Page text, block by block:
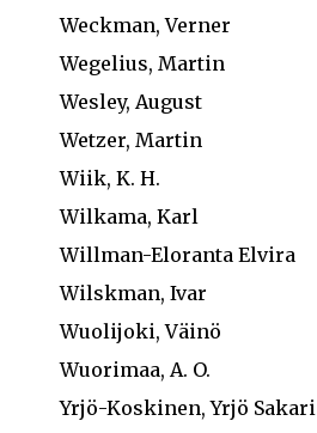
Weckman, Verner
Wegelius, Martin
Wesley, August
Wetzer, Martin
Wiik, K. H.
Wilkama, Karl
Willman-Eloranta Elvira
Wilskman, Ivar
Wuolijoki, Väinö
Wuorimaa, A. O.
Yrjö-Koskinen, Yrjö Sakari